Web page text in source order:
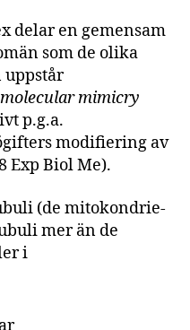
delar en gemensam
som de olika
molecular mimicry
p.g.a.
modifiering av
Exp Biol Me).
(de mitokondrie-
mer än de
i